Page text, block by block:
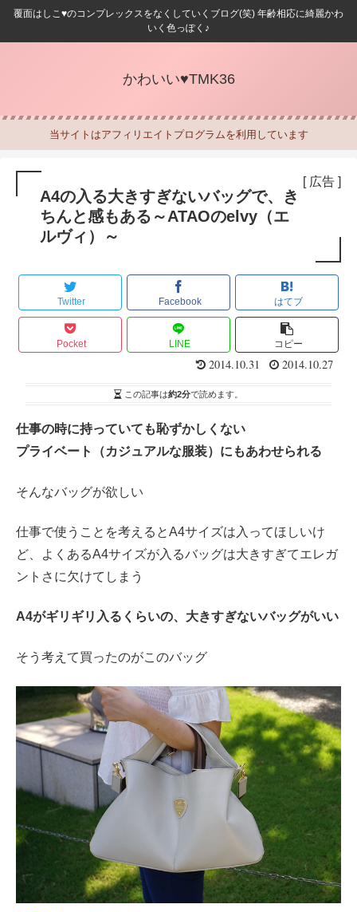
覆面はしこ♥のコンプレックスをなくしていくブログ(笑) 年齢相応に綺麗かわ
いく色っぽく♪
かわいい♥TMK36
当サイトはアフィリエイトプログラムを利用しています
[ 広告 ]
A4の入る大きすぎないバッグで、き
ちんと感もある～ATAOのelvy（エ
ルヴィ）～
Twitter Facebook はてブ
Pocket LINE コピー
2014.10.31 2014.10.27
この記事は約2分で読めます。
仕事の時に持っていても恥ずかしくない
プライベート（カジュアルな服装）にもあわせられる
そんなバッグが欲しい
仕事で使うことを考えるとA4サイズは入ってほしいけ
ど、よくあるA4サイズが入るバッグは大きすぎてエレガ
ントさに欠けてしまう
A4がギリギリ入るくらいの、大きすぎないバッグがいい
そう考えて買ったのがこのバッグ